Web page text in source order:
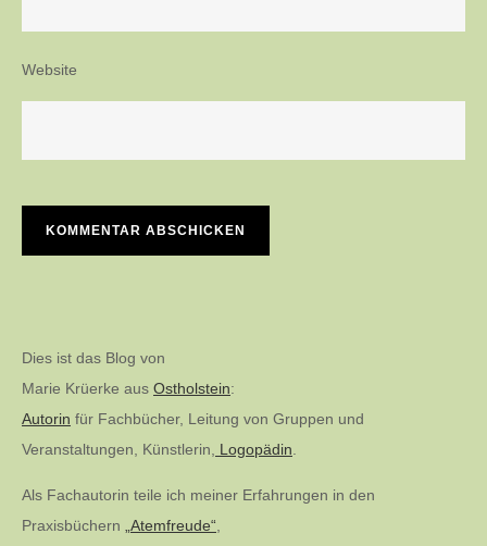
Website
Dies ist das Blog von
Marie Krüerke aus Ostholstein:
Autorin für Fachbücher, Leitung von Gruppen und
Veranstaltungen, Künstlerin,
Logopädin
Als Fachautorin teile ich meiner Erfahrungen in den
Praxisbüchern
„Atemfreude“